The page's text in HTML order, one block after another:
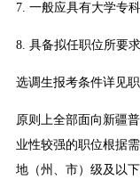
7. 一般应具有大学专
8. 具备拟任职位所要
选调生报考条件详见职
原则上全部面向新疆
业性较强的职位根据
地（州、市）级及以